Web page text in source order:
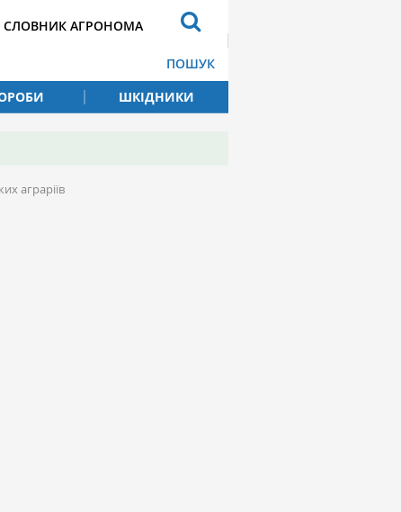
СЛОВНИК АГРОНОМА
ПОШУК
ШКІДНИКИ
аграріїв